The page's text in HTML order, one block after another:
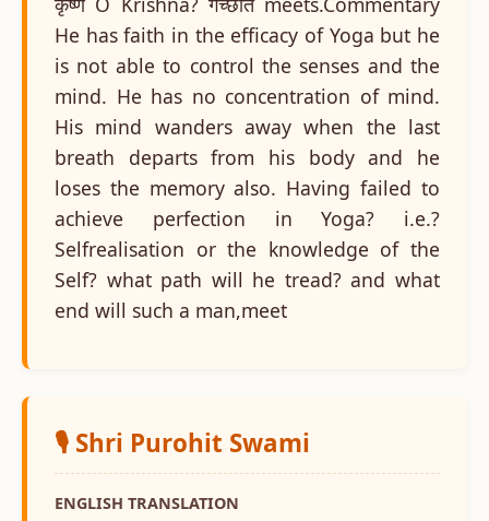
He has faith in the efficacy of Yoga but he
is not able to control the senses and the
mind. He has no concentration of mind.
His mind wanders away when the last
breath departs from his body and he
loses the memory also. Having failed to
achieve perfection in Yoga? i.e.?
Selfrealisation or the knowledge of the
Self? what path will he tread? and what
end will such a man,meet
🎙️ Shri Purohit Swami
ENGLISH TRANSLATION